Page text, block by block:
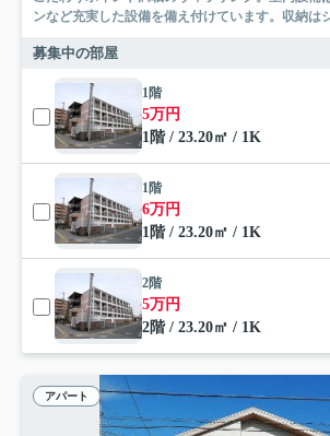
ンなど充実した設備を備え付けています。収納は
募集中の部屋
1階
5万円
1階 / 23.20㎡ / 1K
1階
6万円
1階 / 23.20㎡ / 1K
2階
5万円
2階 / 23.20㎡ / 1K
アパート